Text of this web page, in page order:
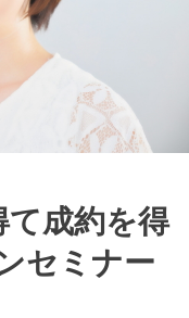
て成約を得
セミナー